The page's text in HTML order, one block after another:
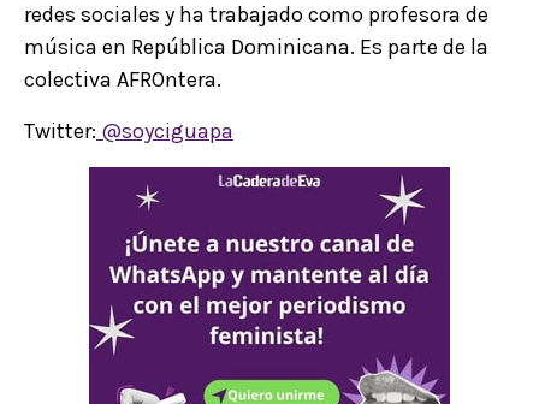
redes sociales y ha trabajado como profesora de
música en República Dominicana. Es parte de la
colectiva AFROntera.
Twitter: @soyciguapa